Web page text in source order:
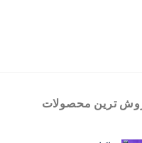
ترین محصولات